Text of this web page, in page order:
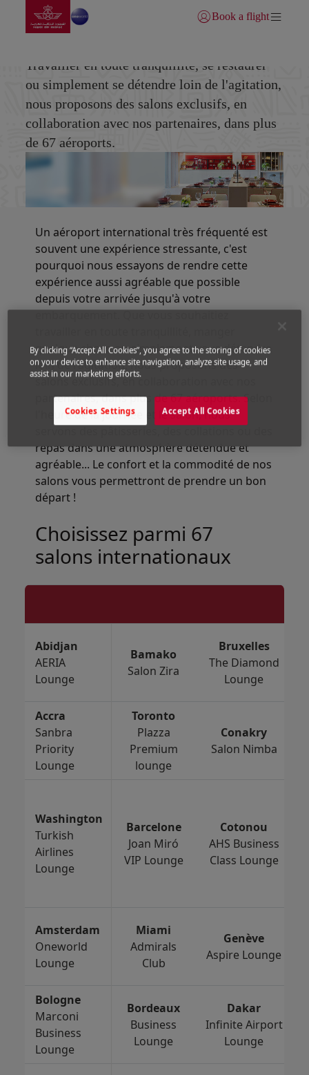
Saut au contenu principal
Aller à la page accueil
Se connecter | S’inscrire)
Book a flight
Travailler en toute tranquillité, se restaurer
ou simplement se détendre loin de l'agitation,
nous proposons des salons exclusifs, en
collaboration avec nos partenaires, dans plus
de 67 aéroports.
Un aéroport international très fréquenté est
souvent une expérience stressante, c'est
pourquoi nous essayons de rendre cette
expérience aussi agréable que possible
depuis votre arrivée jusqu'à votre
quelque chose ou simplement vous détendre
loin de l'agitation, nous proposons des
salons exclusifs, en collaboration avec nos
partenaires, dans plus de 67 aéroports. Selon
l'heure de la journée et le salon, nous
repas dans une atmosphère détendue et
agréable... Le confort et la commodité de nos
salons vous permettront de prendre un bon
départ !
Choisissez parmi 67
salons internationaux
Abidjan
AERIA
Lounge
Bamako
Salon Zira
Bruxelles
The Diamond
Lounge
Accra
Sanbra
Priority
Lounge
Toronto
Plazza
Premium
lounge
Conakry
Salon Nimba
Washington
Turkish
Airlines
Lounge
Barcelone
Joan Miró
VIP Lounge
Cotonou
AHS Business
Class Lounge
Amsterdam
Oneworld
Lounge
Miami
Admirals
Club
Genève
Aspire Lounge
Bologne
Marconi
Business
Lounge
Bordeaux
Business
Lounge
Dakar
Infinite Airport
Lounge
By clicking “Accept All Cookies”, you agree to the storing of cookies
on your device to enhance site navigation, analyze site usage, and
assist in our marketing efforts.
Accept All Cookies
Cookies Settings